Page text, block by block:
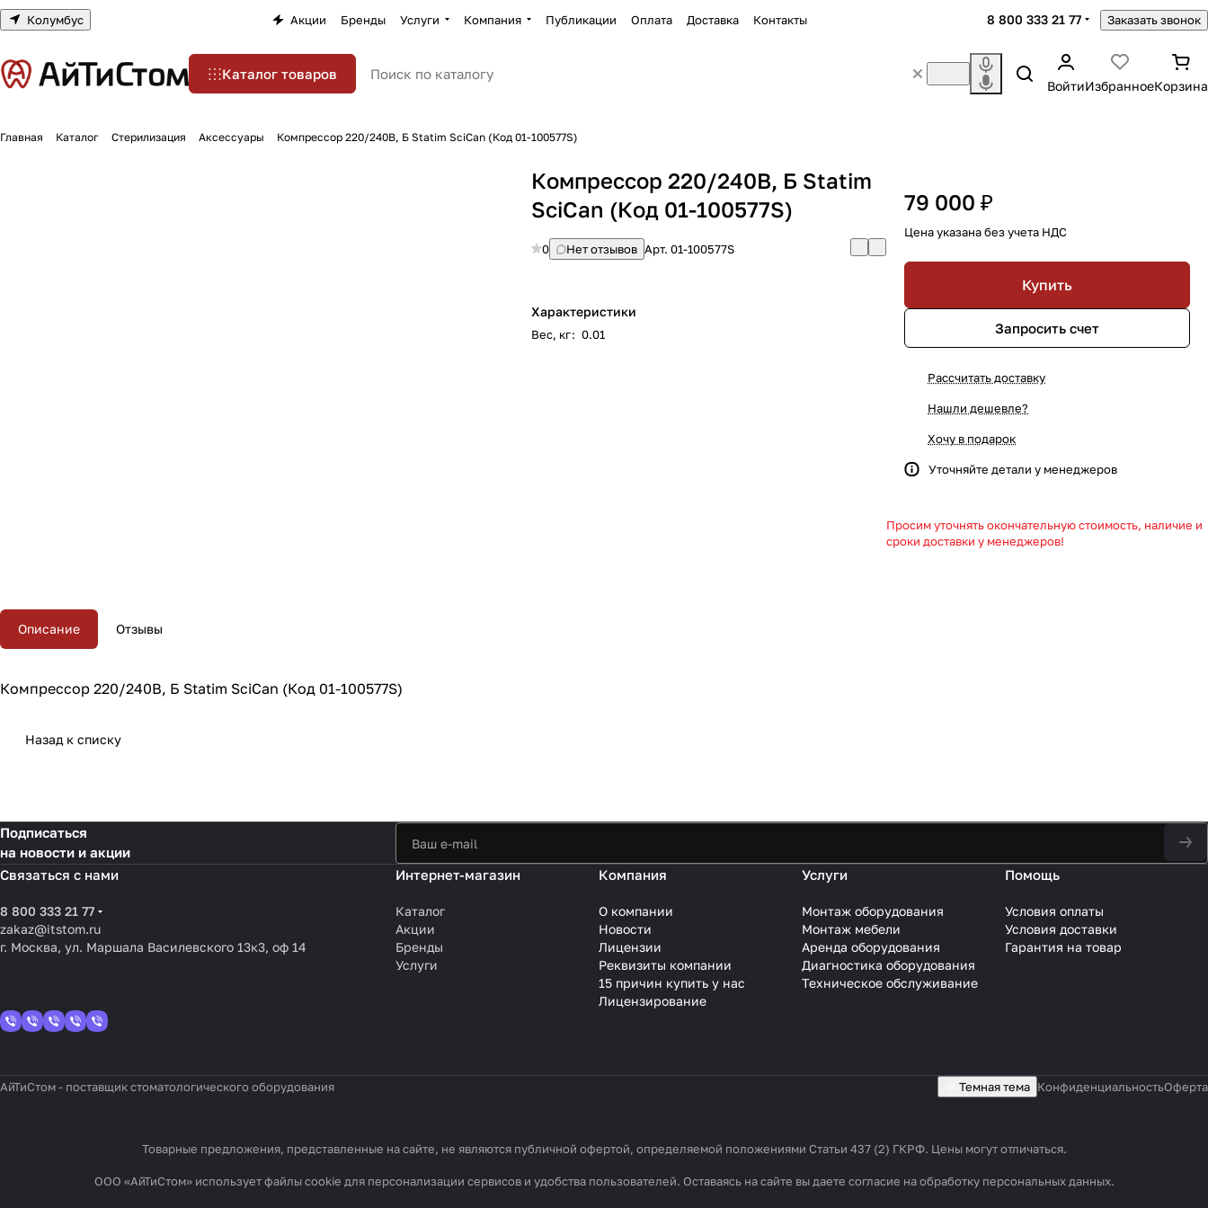
Колумбус Акции Бренды Услуги Компания Публикации Оплата Доставка Контакты 8 800 333 21 77 Заказать звонок
Каталог товаров
ВойтиИзбранноеКорзина
Главная Каталог Стерилизация Аксессуары Компрессор 220/240В, Б Statim SciCan (Код 01-100577S)
Компрессор 220/240В, Б Statim
SciCan (Код 01-100577S)
0 Нет отзывов Арт.01-100577S
Характеристики
Вес, кг: 0.01
79 000 ₽
Цена указана без учета НДС
Купить
Запросить счет
Рассчитать доставку
Нашли дешевле?
Хочу в подарок
Уточняйте детали у менеджеров
Просим уточнять окончательную стоимость, наличие и
сроки доставки у менеджеров!
Описание Отзывы
Компрессор 220/240В, Б Statim SciCan (Код 01-100577S)
Назад к списку
Подписаться
на новости и акции
Связаться с нами
8 800 333 21 77
zakaz@itstom.ru
г. Москва, ул. Маршала Василевского 13к3, оф 14
Интернет-магазин
Каталог
Акции
Бренды
Услуги
Компания
О компании
Новости
Лицензии
Реквизиты компании
15 причин купить у нас
Лицензирование
Услуги
Монтаж оборудования
Монтаж мебели
Аренда оборудования
Диагностика оборудования
Техническое обслуживание
Помощь
Условия оплаты
Условия доставки
Гарантия на товар
АйТиСтом - поставщик стоматологического оборудования Темная тема КонфиденциальностьОферта
Товарные предложения, представленные на сайте, не являются публичной офертой, определяемой положениями Статьи 437 (2) ГКРФ. Цены могут отличаться.
ООО «АйТиСтом» использует файлы cookie для персонализации сервисов и удобства пользователей. Оставаясь на сайте вы даете согласие на обработку персональных данных.